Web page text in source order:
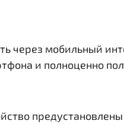
через мобильный
и полноценно